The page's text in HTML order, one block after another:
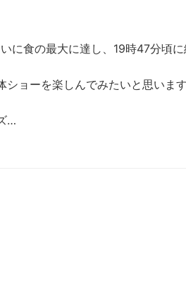
に食の最大に達し、19時47分頃に
ョーを楽しんでみたいと思います
…